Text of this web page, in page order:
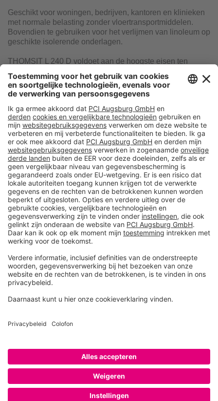
Geschikt voor woningen, bedrijven, kantoren en klinieken
met normale belasting zonder vloertransportmiddelen.
Bovendien te gebruiken voor het verlijmen van linoleum op
geschikte isolerende onderlagen.
THOMSIT L 240 D voldoet aan de hoogste eisen ten
gesloten ruimtes en het milieu.
Download
Volg ons op:
Producten
Toolbox
Over THOMSIT
Contact
Privacy instellingen
Copyright © 2026 PCI Augsburg GmbH